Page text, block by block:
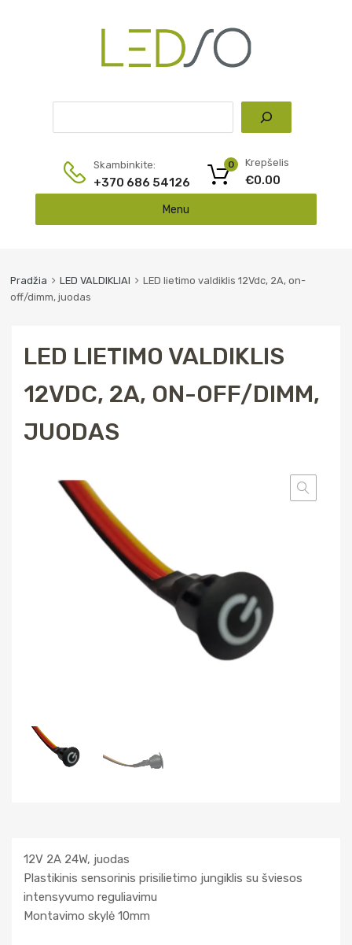
Skambinkite:
+370 686 54126
Krepšelis
€0.00
0
Menu
Pradžia LED VALDIKLIAI
LED lietimo valdiklis 12Vdc, 2A, on-
off/dimm, juodas
LED LIETIMO VALDIKLIS
12VDC, 2A, ON-OFF/DIMM,
JUODAS
12V 2A 24W, juodas
Plastikinis sensorinis prisilietimo jungiklis su šviesos
intensyvumo reguliavimu
Montavimo skylė 10mm